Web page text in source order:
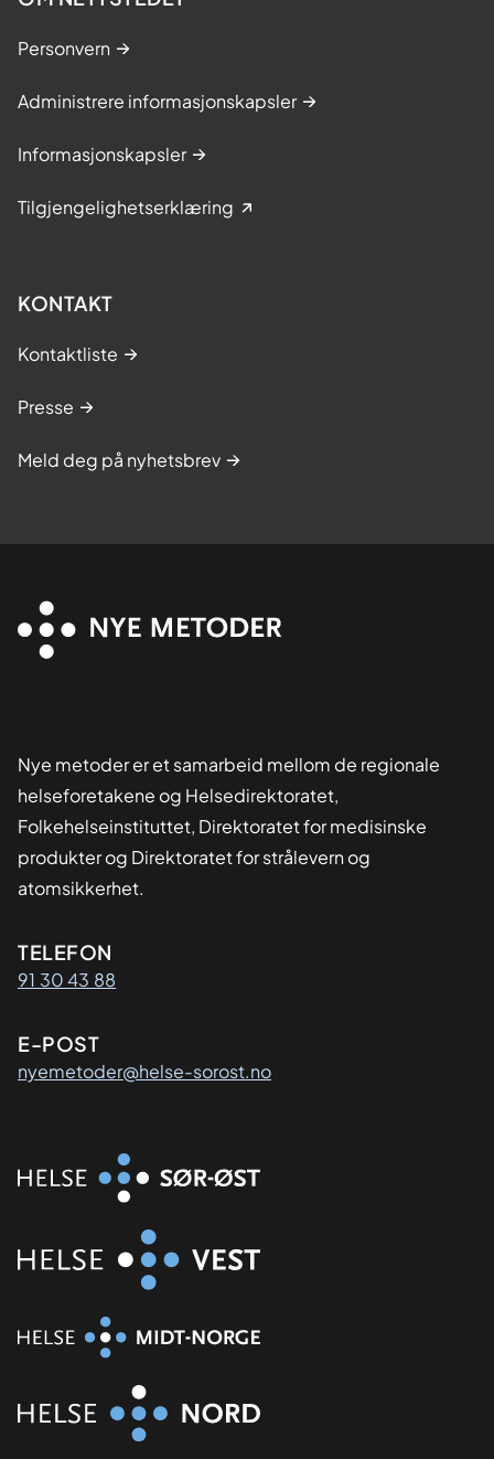
Personvern
Administrere informasjonskapsler
Informasjonskapsler
Tilgjengelighetserklæring
KONTAKT
Kontaktliste
Presse
Meld deg på nyhetsbrev
Nye metoder er et samarbeid mellom de regionale
helseforetakene og Helsedirektoratet,
Folkehelseinstituttet, Direktoratet for medisinske
produkter og Direktoratet for strålevern og
atomsikkerhet.
Kontaktinformasjon
TELEFON
91 30 43 88
E-POST
nyemetoder@helse-sorost.no
Organisasjon